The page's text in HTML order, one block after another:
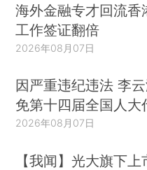
海外金融专才回流香
工作签证翻倍
2026年08月07日
因严重违纪违法 李
免第十四届全国人大
2026年08月07日
【我闻】光大旗下上